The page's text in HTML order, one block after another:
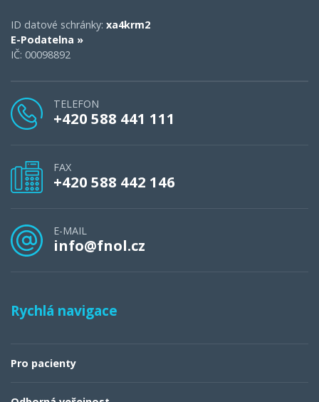
ID datové schránky: xa4krm2
E-Podatelna »
IČ: 00098892
TELEFON
+420 588 441 111
FAX
+420 588 442 146
E-MAIL
info@fnol.cz
Rychlá navigace
Pro pacienty